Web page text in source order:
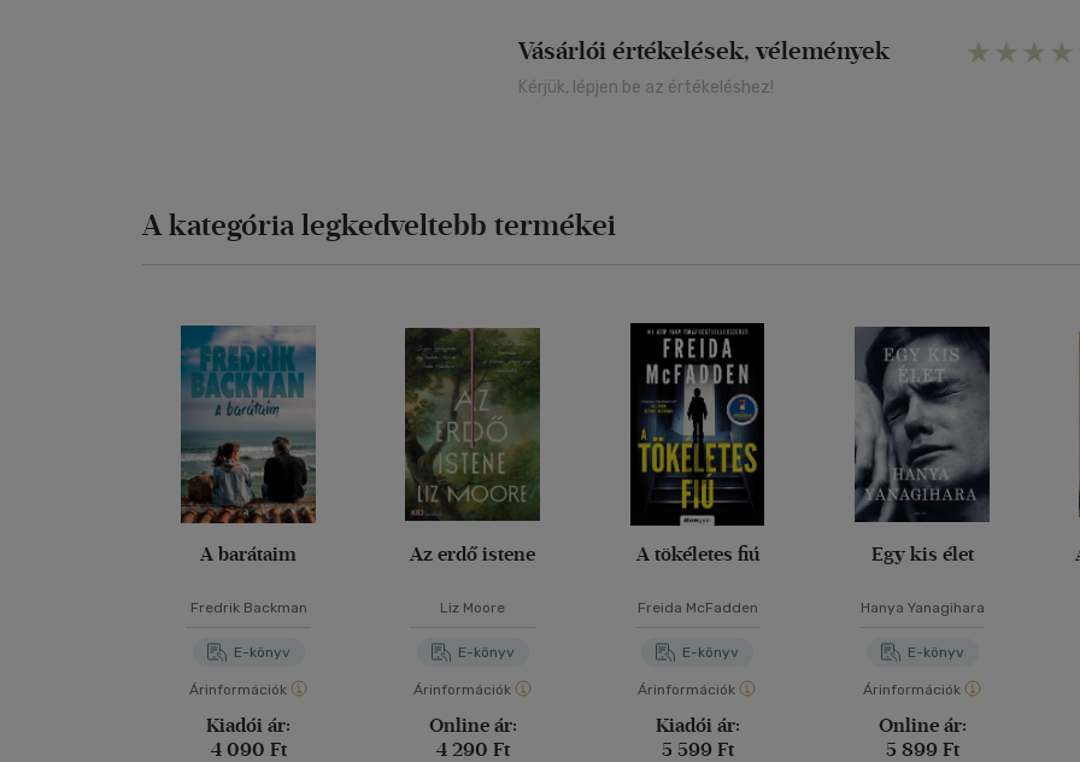
Vásárlói értékelések, vélemények
Kérjük, lépjen be az értékeléshez!
A kategória legkedveltebb termékei
A barátaim
Fredrik Backman
E-könyv
Árinformációk
Kiadói ár:
4 090 Ft
Az erdő istene
Liz Moore
E-könyv
Árinformációk
Online ár:
4 290 Ft
A tökéletes fiú
Freida McFadden
E-könyv
Árinformációk
Kiadói ár:
5 599 Ft
Egy kis élet
Hanya Yanagihara
E-könyv
Árinformációk
Online ár:
5 899 Ft